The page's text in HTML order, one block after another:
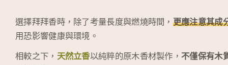
選擇拜拜香時，除了考量長度與燃燒時間， 更應注意其成
用恐影響健康與環境。
相較之下， 天然立香以純粹的原木香材製作， 不僅保有木